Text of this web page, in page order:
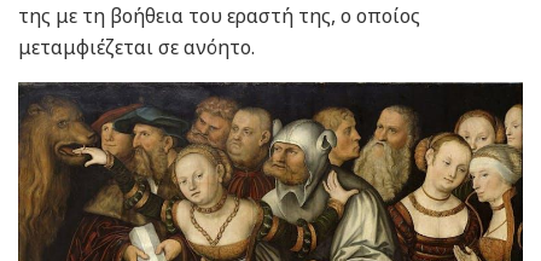
της με τη βοήθεια του εραστή της, ο οποίος
μεταμφιέζεται σε ανόητο.